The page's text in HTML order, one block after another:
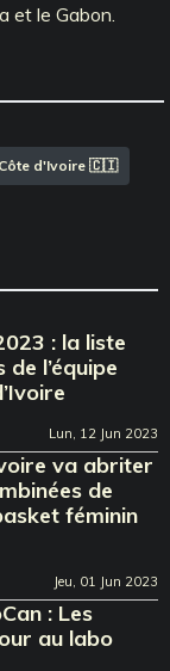
et le Gabon.
Côte d'Ivoire 🇨🇮
: la liste
l’équipe
Lun, 12 Jun 2023
va abriter
de
féminin
Jeu, 01 Jun 2023
: Les
au labo